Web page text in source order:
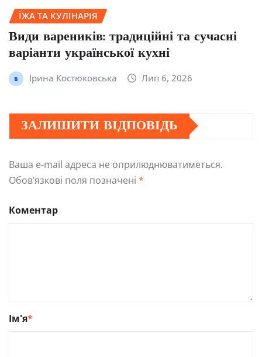
ЇЖА ТА КУЛІНАРІЯ
Види вареників: традиційні та сучасні
варіанти української кухні
Ірина Костюковська Лип 6, 2026
ЗАЛИШИТИ ВІДПОВІДЬ
Ваша e-mail адреса не оприлюднюватиметься.
Обов’язкові поля позначені *
Коментар
Ім'я*